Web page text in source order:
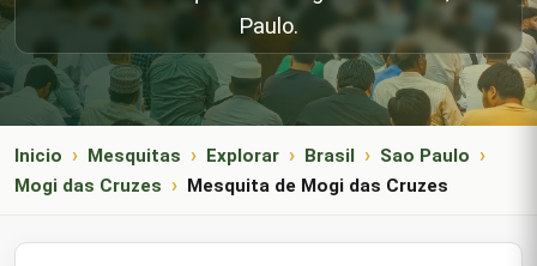
Paulo.
Inicio Mesquitas Explorar Brasil
Sao Paulo
Mogi das Cruzes
Mesquita de Mogi das Cruzes